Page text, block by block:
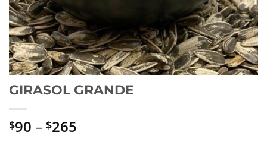
GIRASOL GRANDE
$90 – $265